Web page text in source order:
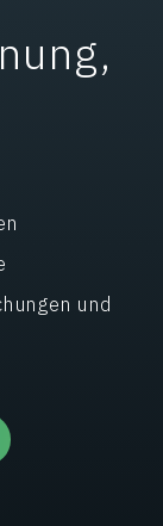
und